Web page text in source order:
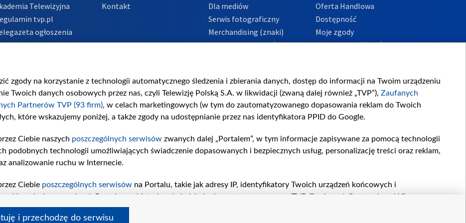
Telewizyjna
tvp.pl
ogłoszenia
o nadawcy
Kontakt
Dla mediów
Serwis fotograficzny
Merchandising (znaki)
Polityka Prywatności
Oferta Handlowa
Dostępność
Moje zgody
Procedura zgłoszeń
zgody na korzystanie z technologii automatycznego śledzenia i zbierania danych, dostęp do informacji na Twoim urządzeniu
Twoich danych osobowych przez nas, czyli Telewizję Polską S.A. w likwidacji (zwaną dalej również „TVP”), Zaufanych
Partnerów TVP (93 firm), w celach marketingowych (w tym do zautomatyzowanego dopasowania reklam do Twoich
które wskazujemy poniżej, a także zgody na udostępnianie przez nas identyfikatora PPID do Google.
Ciebie naszych poszczególnych serwisów zwanych dalej „Portalem”, w tym informacje zapisywane za pomocą technologii
technologii umożliwiających świadczenie dopasowanych i bezpiecznych usług, personalizację treści oraz reklam,
analizowanie ruchu w Internecie.
Ciebie poszczególnych serwisów na Portalu, takie jak adresy IP, identyfikatory Twoich urządzeń końcowych i
w serwisach Portalu czy historia odwiedzin będą przetwarzane przez TVP, Zaufanych Partnerów z IAB
celów i funkcji: przechowywania informacji na urządzeniu lub dostęp do nich, wyboru podstawowych reklam,
reklam, tworzenia profilu spersonalizowanych treści, wyboru spersonalizowanych treści, pomiaru
i przechodzę do serwisu